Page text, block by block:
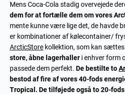
Mens Coca-Cola stadig overvejede
dem for at fortælle dem om vores
mente kunne være lige det, de havde
er kombinationer af kølecontainer/
ArcticStore kollektion, som kan
store,åbne lagerhaller i enhver form
passede dem perfekt. De bestilte to
bestod af fire af vores 40-fods
Tropical. De tilføjede også to 20-